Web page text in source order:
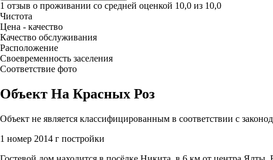
1 отзыв о проживании со средней оценкой 10,0 из 10,0
Чистота
Цена - качество
Качество обслуживания
Расположение
Своевременность заселения
Соответствие фото
Объект На Красных Роз
Объект не является классифицированным в соответствии с
1 номер 2014 г постройки